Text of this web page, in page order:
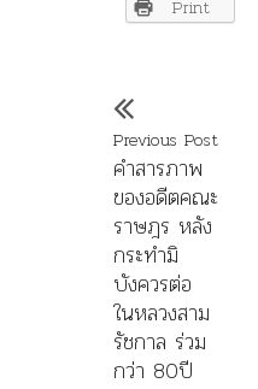
Print
Previous Post
คำสารภาพ
ของอดีตคณะ
ราษฎร หลัง
กระทำมิ
บังควรต่อ
ในหลวงสาม
รัชกาล ร่วม
กว่า 80ปี